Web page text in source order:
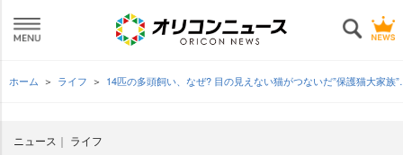
ホーム ライフ 14匹の多頭飼い、なぜ? 目の見えない猫がつないだ”保護猫大家
ニュース ライフ